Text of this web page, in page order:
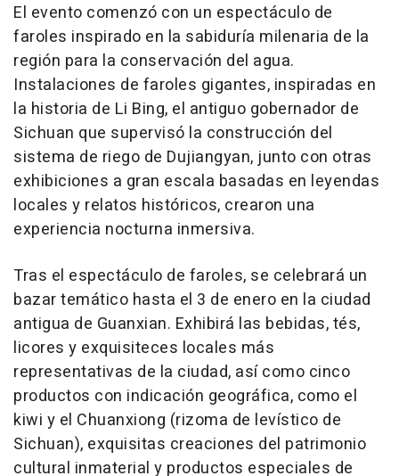
El evento comenzó con un espectáculo de
faroles inspirado en la sabiduría milenaria de la
región para la conservación del agua.
Instalaciones de faroles gigantes, inspiradas en
la historia de Li Bing, el antiguo gobernador de
Sichuan que supervisó la construcción del
sistema de riego de Dujiangyan, junto con otras
exhibiciones a gran escala basadas en leyendas
locales y relatos históricos, crearon una
experiencia nocturna inmersiva.
Tras el espectáculo de faroles, se celebrará un
bazar temático hasta el 3 de enero en la ciudad
antigua de Guanxian. Exhibirá las bebidas, tés,
licores y exquisiteces locales más
representativas de la ciudad, así como cinco
productos con indicación geográfica, como el
kiwi y el Chuanxiong (rizoma de levístico de
Sichuan), exquisitas creaciones del patrimonio
cultural inmaterial y productos especiales de